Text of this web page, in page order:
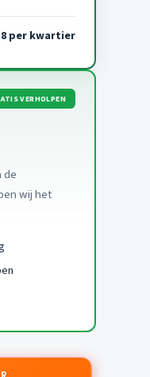
per kwartier
VERHOLPEN
de
wij het